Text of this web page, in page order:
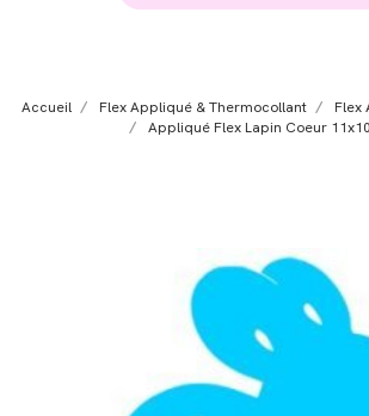
Accueil Flex Appliqué & Thermocollant Flex
Appliqué Flex Lapin Coeur